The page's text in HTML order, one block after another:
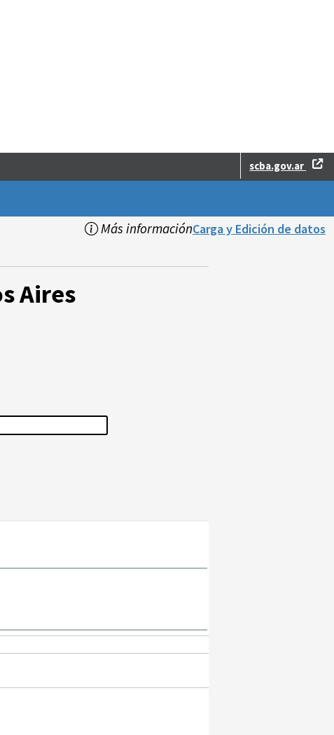
scba.gov.ar
Más informaciónCarga y Edición de datos
Aires